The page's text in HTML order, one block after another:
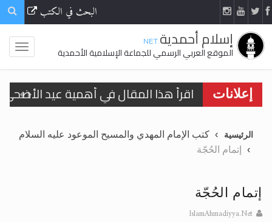
البحث في الكتب
إسلام أحمدية.NET
الموقع العربي الرسمي للجماعة الإسلامية الأحمدية
إعلانات
اقرأ هذا المقال في أهمية عيد
تعميم هامّ لأفراد الجماعة >> المزيد
الرئيسية
كتب الإمام المهدي والمسيح الموعود عليه السلام
إتمام الحُجّة
إتمام الحُجّة
IslamAhmadiyya.Net